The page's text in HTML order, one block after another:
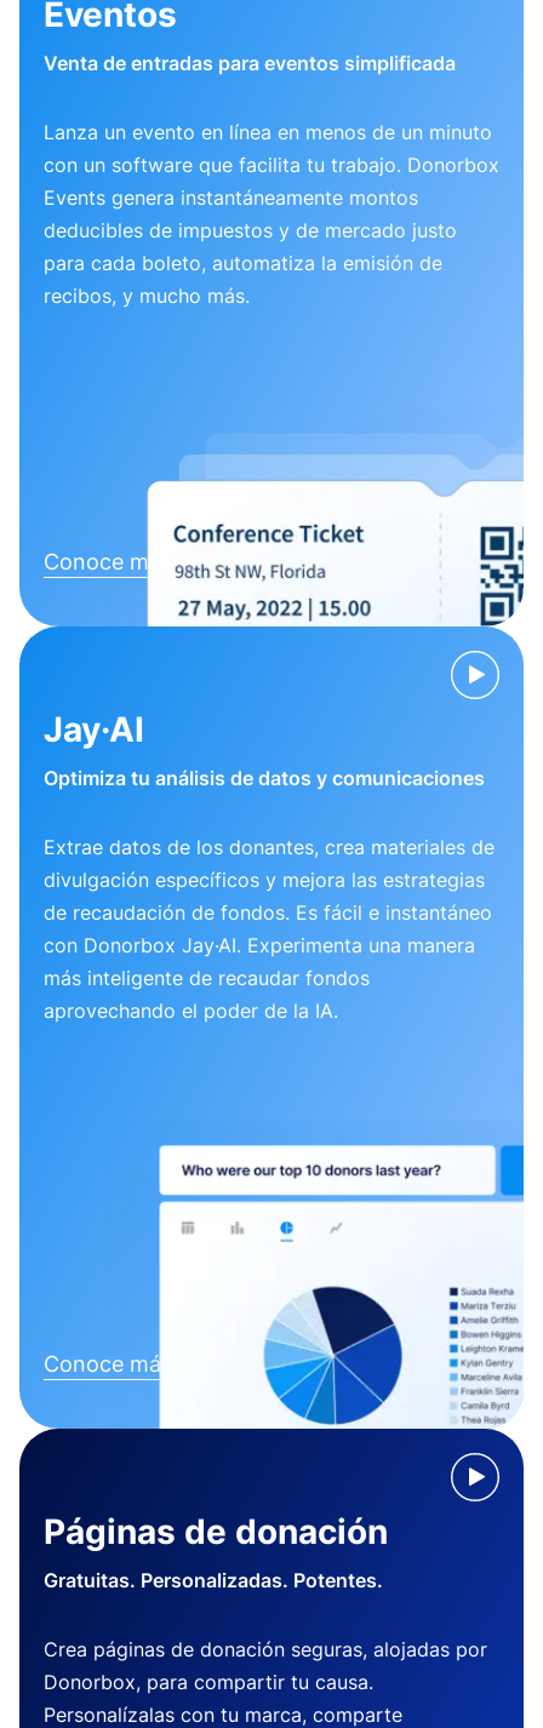
Eventos
Venta de entradas para eventos simplificada
Lanza un evento en línea en menos de un minuto
con un software que facilita tu trabajo. Donorbox
Events genera instantáneamente montos
deducibles de impuestos y de mercado justo
para cada boleto, automatiza la emisión de
recibos, y mucho más.
Conoce más
Jay·AI
Optimiza tu análisis de datos y comunicaciones
Extrae datos de los donantes, crea materiales de
divulgación específicos y mejora las estrategias
de recaudación de fondos. Es fácil e instantáneo
con Donorbox Jay·AI. Experimenta una manera
más inteligente de recaudar fondos
aprovechando el poder de la IA.
Conoce más
Páginas de donación
Gratuitas. Personalizadas. Potentes.
Crea páginas de donación seguras, alojadas por
Donorbox, para compartir tu causa.
Personalízalas con tu marca, comparte